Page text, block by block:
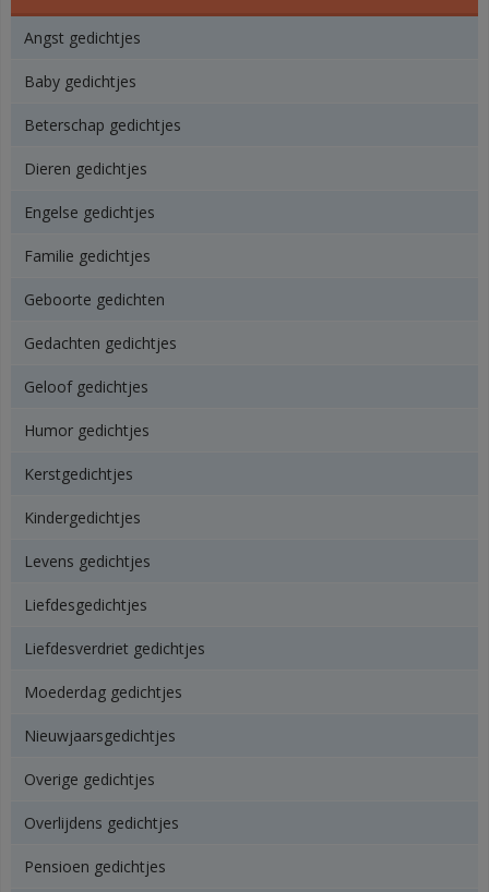
Angst gedichtjes
Baby gedichtjes
Beterschap gedichtjes
Dieren gedichtjes
Engelse gedichtjes
Familie gedichtjes
Geboorte gedichten
Gedachten gedichtjes
Geloof gedichtjes
Humor gedichtjes
Kerstgedichtjes
Kindergedichtjes
Levens gedichtjes
Liefdesgedichtjes
Liefdesverdriet gedichtjes
Moederdag gedichtjes
Nieuwjaarsgedichtjes
Overige gedichtjes
Overlijdens gedichtjes
Pensioen gedichtjes